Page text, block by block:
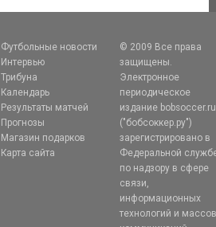
Футбольные новости
Интервью
Трибуна
Календарь
Результаты матчей
Прогнозы
Магазин подарков
Карта сайта
© 2009 Все права
защищены.
Электронное
периодическое
издание bobsoccer.ru
("бобсоккер.ру")
зарегистрировано в
Федеральной
по надзору в сфере
связи,
информационных
технологий и